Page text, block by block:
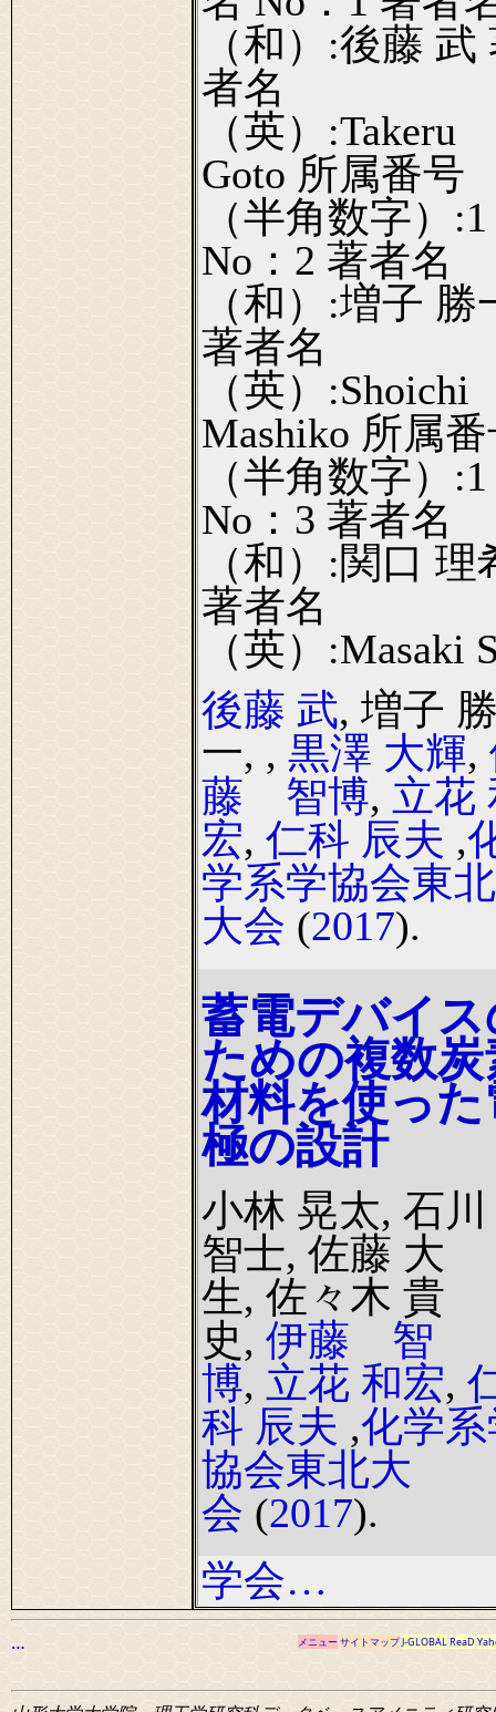
（和）:後藤 武
者名
（英）:Takeru
Goto 所属番号
（半角数字）:1
No：2 著者名
（和）:増子 勝
著者名
（英）:Shoichi
Mashiko 所属
（半角数字）:1
No：3 著者名
（和）:関口 理
著者名
（英）:Masaki
後藤 武, 増子
一, , 黒澤 大輝,
藤 智博, 立花
宏, 仁科 辰夫 ,
学系学協会東北
大会 (2017).
蓄電デバイス
ための複数炭
材料を使った
極の設計
小林 晃太, 石川
智士, 佐藤 大
生, 佐々木 貴
史, 伊藤 智
博, 立花 和宏,
科 辰夫 ,化学
協会東北大
会 (2017).
学会…
… メニューサイトマップJ-GLOBALReaD